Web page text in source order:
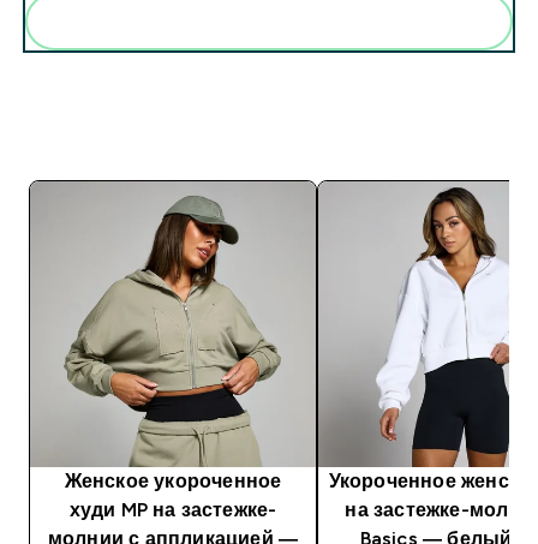
Женское укороченное
худи MP на застежке-
молнии с аппликацией ―
Укороченное
на застежке-
Basics — белый